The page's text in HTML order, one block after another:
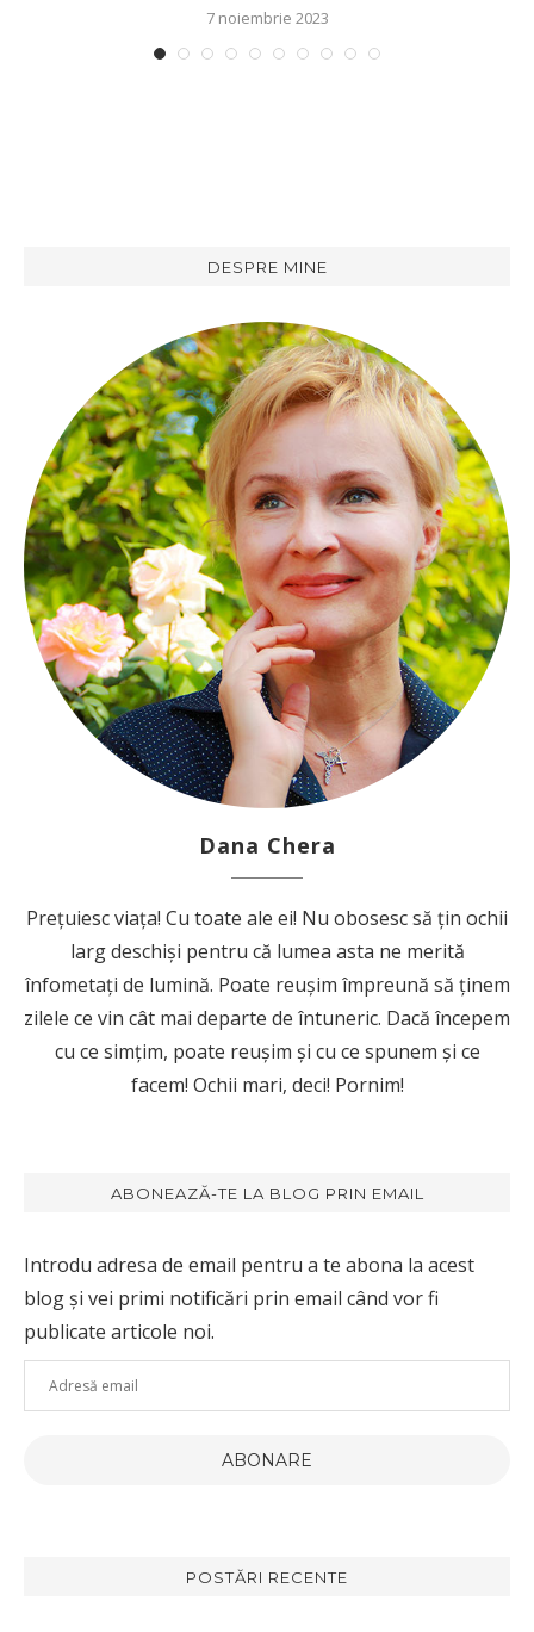
7 noiembrie 2023
DESPRE MINE
Dana Chera
Prețuiesc viața! Cu toate ale ei! Nu obosesc să țin ochii
larg deschiși pentru că lumea asta ne merită
înfometați de lumină. Poate reușim împreună să ținem
zilele ce vin cât mai departe de întuneric. Dacă începem
cu ce simțim, poate reușim și cu ce spunem și ce
facem! Ochii mari, deci! Pornim!
ABONEAZĂ-TE LA BLOG PRIN EMAIL
Introdu adresa de email pentru a te abona la acest
blog și vei primi notificări prin email când vor fi
publicate articole noi.
Adresă
email
ABONARE
POSTĂRI RECENTE